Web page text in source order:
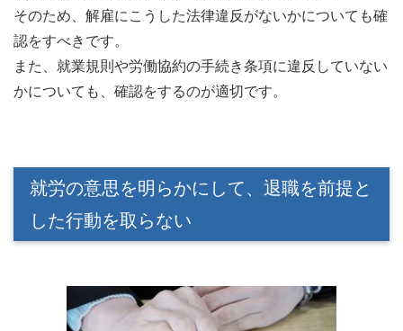
そのため、解雇にこうした法律違反がないかについても確
認をすべきです。
また、就業規則や労働協約の手続き条項に違反していない
かについても、確認をするのが適切です。
就労の意思を明らかにして、退職を前提と
した行動を取らない